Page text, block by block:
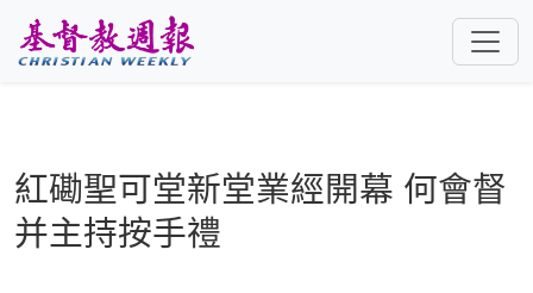
紅磡聖可堂新堂業經開幕 何會督
并主持按手禮